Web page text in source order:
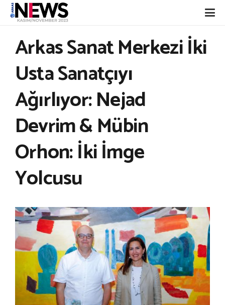
Arkas Sanat Merkezi İki
Usta Sanatçıyı
Ağırlıyor: Nejad
Devrim & Mübin
Orhon: İki İmge
Yolcusu